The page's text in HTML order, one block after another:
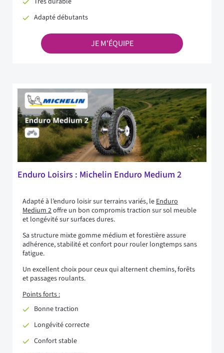
Adapté débutants
JE M'ÉQUIPE
Enduro Loisirs : Michelin Enduro Medium 2
Adapté à l’enduro loisir sur terrains variés, le Enduro
Medium 2offre un bon compromis traction sur sol meuble
et longévité sur surfaces dures.
Sa structure mixte gomme médium et forestière assure
adhérence, stabilité et confort pour rouler longtemps sans
fatigue.
Un excellent choix pour ceux qui alternent chemins, forêts
et passages roulants.
Points forts :
Bonne traction
Longévité correcte
Confort stable